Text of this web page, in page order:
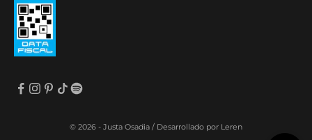
© 2026 - Justa Osadia / Desarrollado por Leren